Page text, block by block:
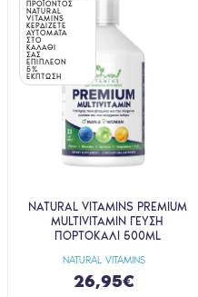
ΠΡΟΪΟΝΤΟΣ
NATURAL
VITAMINS
ΚΕΡΔΙΖΕΤΕ
ΑΥΤΟΜΑΤΑ
ΣΤΟ
ΚΑΛΑΘΙ
ΣΑΣ
ΕΠΙΠΛΕΟΝ
5%
ΕΚΠΤΩΣΗ
NATURAL VITAMINS
NATURAL VITAMINS PREMIUM
MULTIVITAMIN ΓΕΥΣΗ
ΠΟΡΤΟΚΑΛΙ 500ML
26,95€